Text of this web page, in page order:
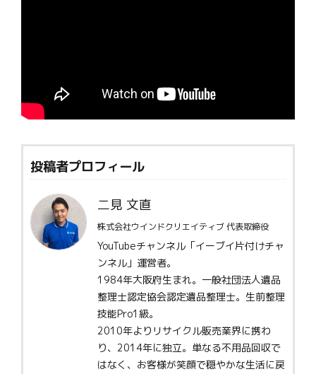
投稿者プロフィール
二見 文直
株式会社ウインドクリエイティブ 代表取締役
YouTubeチャンネル「イーブイ片付けチャ
ンネル」運営者。
1984年大阪府生まれ。一般社団法人遺品
整理士認定協会認定遺品整理士。生前整理
技能Pro1級。
2010年よりリサイクル販売業界に携わ
り、2014年に独立。単なる不用品回収で
はなく、お客様が笑顔で穏やかな生活に戻